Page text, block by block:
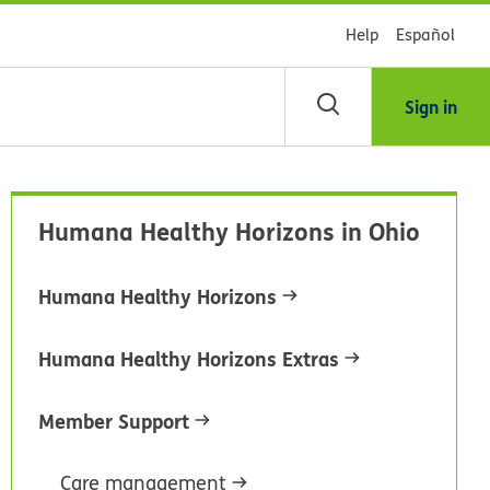
Help Español
Sign in
Humana Healthy Horizons in Ohio
Humana Healthy Horizons
Humana Healthy Horizons Extras
Member Support
Care management